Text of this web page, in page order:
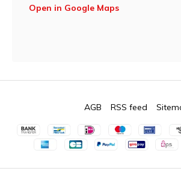
Open in Google Maps
AGB RSS feed